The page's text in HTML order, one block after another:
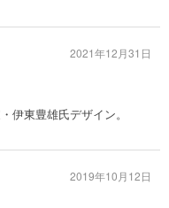
伊東豊雄氏デザイン。
2021年12月31日
2019年10月12日